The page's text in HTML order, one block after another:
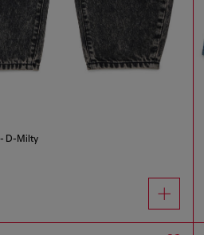
- D-Milty